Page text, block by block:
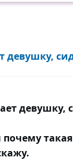
девушку,
девушку,
такая